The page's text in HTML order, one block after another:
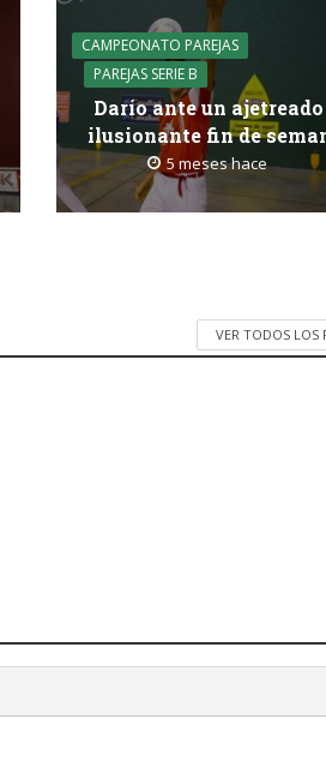
CAMPEONATO PAREJAS
PAREJAS SERIE B
Darío ante un ajetreado
ilusionante fin de
5 meses hace
VER TODOS LOS